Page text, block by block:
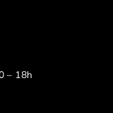
– 18h